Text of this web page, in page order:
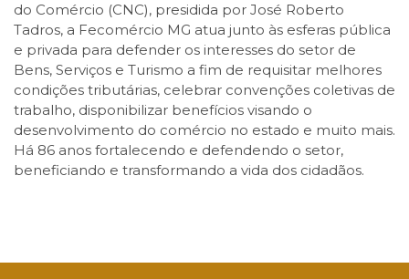
do Comércio (CNC), presidida por José Roberto
Tadros, a Fecomércio MG atua junto às esferas pública
e privada para defender os interesses do setor de
Bens, Serviços e Turismo a fim de requisitar melhores
condições tributárias, celebrar convenções coletivas de
trabalho, disponibilizar benefícios visando o
desenvolvimento do comércio no estado e muito mais.
Há 86 anos fortalecendo e defendendo o setor,
beneficiando e transformando a vida dos cidadãos.